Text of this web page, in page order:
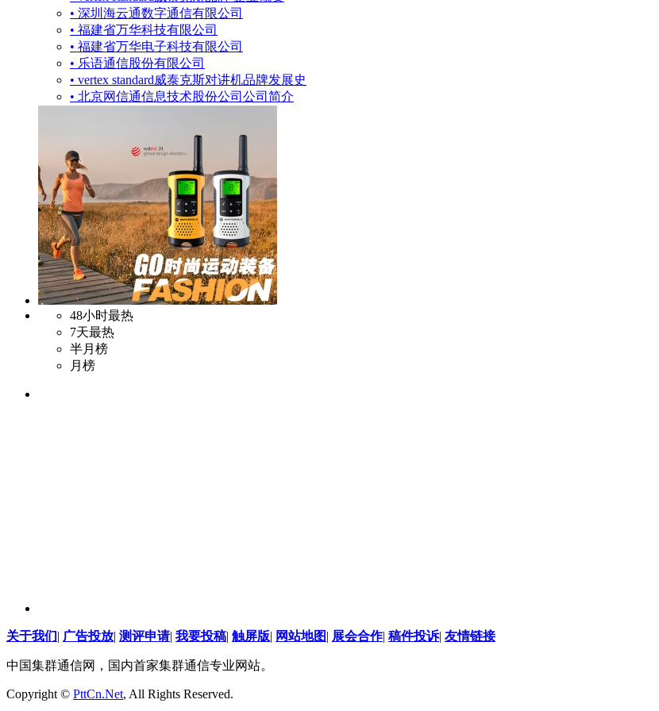
• 深圳海云通数字通信有限公司
• 福建省万华科技有限公司
• 福建省万华电子科技有限公司
• 乐语通信股份有限公司
• vertex standard威泰克斯对讲机品牌发展史
• 北京网信通信息技术股份公司公司简介
48小时最热
7天最热
半月榜
月榜
关于我们| 广告投放| 测评申请| 我要投稿| 触屏版| 网站地图| 展会合作| 稿件投诉| 友情链接
中国集群通信网，国内首家集群通信专业网站。
Copyright © PttCn.Net, All Rights Reserved.